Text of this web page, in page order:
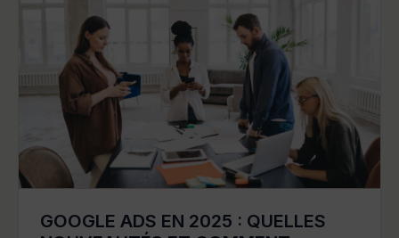
GOOGLE ADS EN 2025 : QUELLES